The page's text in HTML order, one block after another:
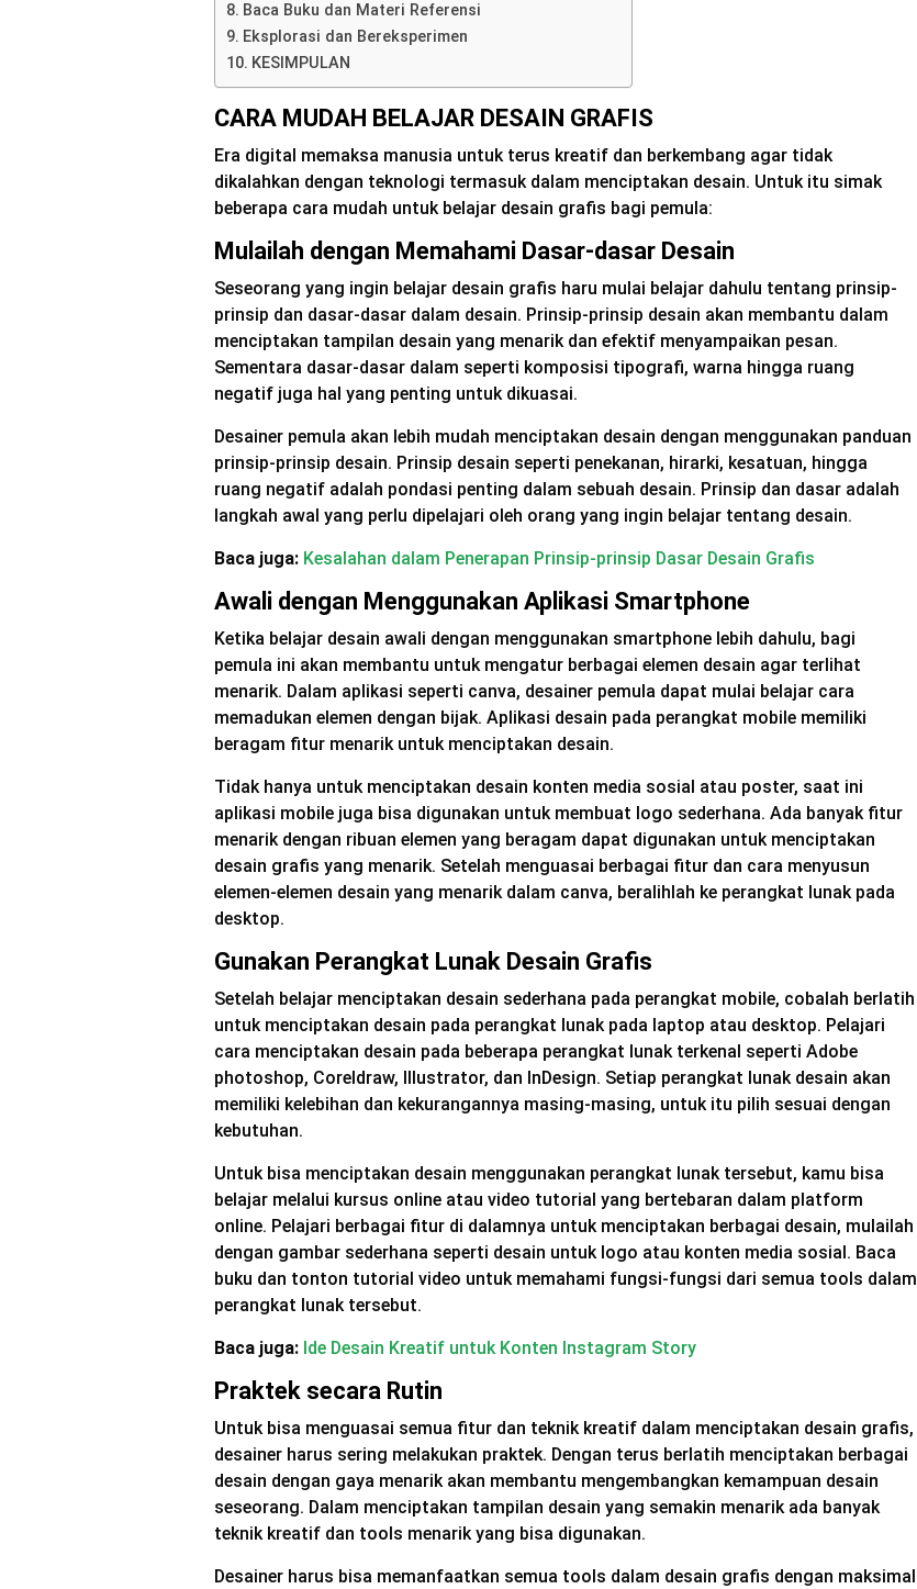
Baca Buku dan Materi Referensi
Eksplorasi dan Bereksperimen
KESIMPULAN
CARA MUDAH BELAJAR DESAIN GRAFIS
Era digital memaksa manusia untuk terus kreatif dan berkembang agar tidak
dikalahkan dengan teknologi termasuk dalam menciptakan desain. Untuk itu simak
beberapa cara mudah untuk belajar desain grafis bagi pemula:
Mulailah dengan Memahami Dasar-dasar Desain
Seseorang yang ingin belajar desain grafis haru mulai belajar dahulu tentang prinsip-
prinsip dan dasar-dasar dalam desain. Prinsip-prinsip desain akan membantu dalam
menciptakan tampilan desain yang menarik dan efektif menyampaikan pesan.
Sementara dasar-dasar dalam seperti komposisi tipografi, warna hingga ruang
negatif juga hal yang penting untuk dikuasai.
Desainer pemula akan lebih mudah menciptakan desain dengan menggunakan panduan
prinsip-prinsip desain. Prinsip desain seperti penekanan, hirarki, kesatuan, hingga
ruang negatif adalah pondasi penting dalam sebuah desain. Prinsip dan dasar adalah
langkah awal yang perlu dipelajari oleh orang yang ingin belajar tentang desain.
Baca juga: Kesalahan dalam Penerapan Prinsip-prinsip Dasar Desain Grafis
Awali dengan Menggunakan Aplikasi Smartphone
Ketika belajar desain awali dengan menggunakan smartphone lebih dahulu, bagi
pemula ini akan membantu untuk mengatur berbagai elemen desain agar terlihat
menarik. Dalam aplikasi seperti canva, desainer pemula dapat mulai belajar cara
memadukan elemen dengan bijak. Aplikasi desain pada perangkat mobile memiliki
beragam fitur menarik untuk menciptakan desain.
Tidak hanya untuk menciptakan desain konten media sosial atau poster, saat ini
aplikasi mobile juga bisa digunakan untuk membuat logo sederhana. Ada banyak fitur
menarik dengan ribuan elemen yang beragam dapat digunakan untuk menciptakan
desain grafis yang menarik. Setelah menguasai berbagai fitur dan cara menyusun
elemen-elemen desain yang menarik dalam canva, beralihlah ke perangkat lunak pada
desktop.
Gunakan Perangkat Lunak Desain Grafis
Setelah belajar menciptakan desain sederhana pada perangkat mobile, cobalah berlatih
untuk menciptakan desain pada perangkat lunak pada laptop atau desktop. Pelajari
cara menciptakan desain pada beberapa perangkat lunak terkenal seperti Adobe
photoshop, Coreldraw, Illustrator, dan InDesign. Setiap perangkat lunak desain akan
memiliki kelebihan dan kekurangannya masing-masing, untuk itu pilih sesuai dengan
kebutuhan.
Untuk bisa menciptakan desain menggunakan perangkat lunak tersebut, kamu bisa
belajar melalui kursus online atau video tutorial yang bertebaran dalam platform
online. Pelajari berbagai fitur di dalamnya untuk menciptakan berbagai desain, mulailah
dengan gambar sederhana seperti desain untuk logo atau konten media sosial. Baca
buku dan tonton tutorial video untuk memahami fungsi-fungsi dari semua tools dalam
perangkat lunak tersebut.
Baca juga: Ide Desain Kreatif untuk Konten Instagram Story
Praktek secara Rutin
Untuk bisa menguasai semua fitur dan teknik kreatif dalam menciptakan desain grafis,
desainer harus sering melakukan praktek. Dengan terus berlatih menciptakan berbagai
desain dengan gaya menarik akan membantu mengembangkan kemampuan desain
seseorang. Dalam menciptakan tampilan desain yang semakin menarik ada banyak
teknik kreatif dan tools menarik yang bisa digunakan.
Desainer harus bisa memanfaatkan semua tools dalam desain grafis dengan maksimal